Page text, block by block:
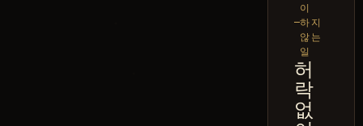
이
하지
않는
일
허
락
없